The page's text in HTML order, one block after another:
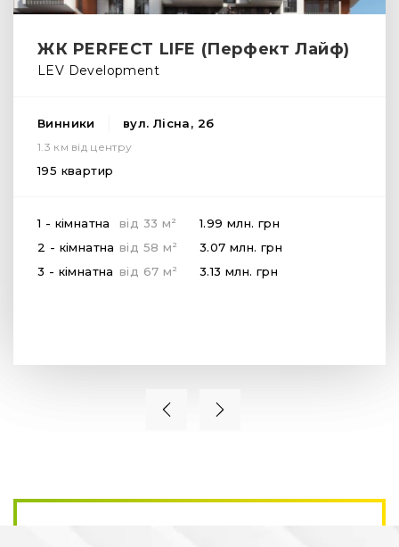
ЖК PERFECT LIFE (Перфект Лайф)
LEV Development
Винники вул. Лісна, 2б
1.3 км від центру
195 квартир
1 - кімнатна від 33 м 2 1.99 млн. грн
2 - кімнатна від 58 м 2 3.07 млн. грн
3 - кімнатна від 67 м 2 3.13 млн. грн